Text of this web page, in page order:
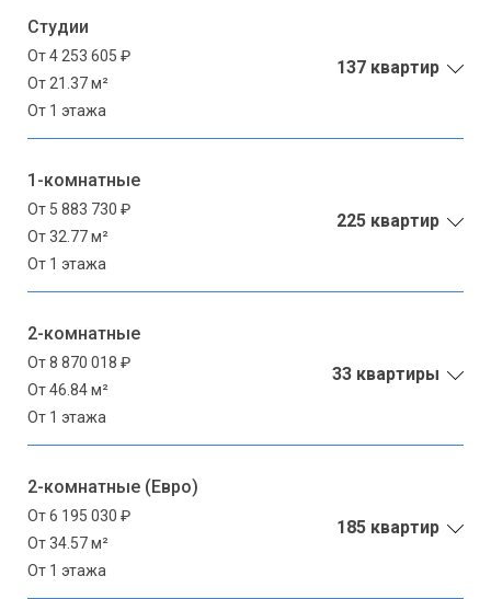
Студии
От 4 253 605 ₽
От 21.37 м²
От 1 этажа
137 квартир
1-комнатные
От 5 883 730 ₽
От 32.77 м²
От 1 этажа
225 квартир
2-комнатные
От 8 870 018 ₽
От 46.84 м²
От 1 этажа
33 квартиры
2-комнатные (Евро)
От 6 195 030 ₽
От 34.57 м²
От 1 этажа
185 квартир